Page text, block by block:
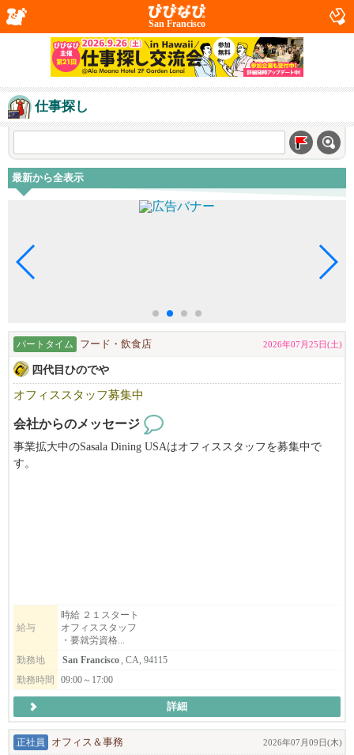
San Francisco
仕事探し
最新から全表示
パートタイム フード・飲食店 2026年07月25日(土)
四代目ひのでや
オフィススタッフ募集中
会社からのメッセージ
事業拡大中のSasala Dining USAはオフィススタッフを募集中で
す。
を募集していますので、
就労資格をお持ちの方、是非ご応募ください。
あわせて、新店Hinodeya Ramen Berkeley店で働いて頂けるスタッ
フも募集しております（要就労資格）。
弊社 彩々楽ダイニンググループは創業1886年本社は埼玉県。日本
飲食店を展開している会社です。元々は埼玉の片田舎の一飲食店
給与
時給 ２１スタート
オフィススタッフ
・要就労資格...
勤務地
San Francisco, CA, 94115
勤務時間
09:00～17:00
詳細
正社員 オフィス＆事務 2026年07月09日(木)